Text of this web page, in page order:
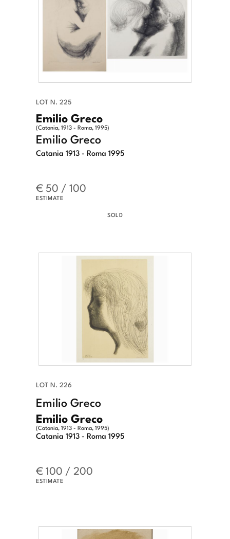
LOT N. 225
Emilio Greco
(Catania, 1913 - Roma, 1995)
Emilio Greco
Catania 1913 - Roma 1995
€ 50 / 100
ESTIMATE
SOLD
LOT N. 226
Emilio Greco
(Catania, 1913 - Roma, 1995)
Emilio Greco
Catania 1913 - Roma 1995
€ 100 / 200
ESTIMATE